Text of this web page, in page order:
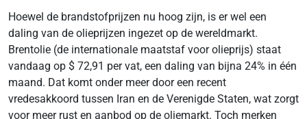
Hoewel de brandstofprijzen nu hoog zijn, is er wel een
daling van de olieprijzen ingezet op de wereldmarkt.
Brentolie (de internationale maatstaf voor olieprijs) staat
vandaag op $ 72,91 per vat, een daling van bijna 24% in één
maand. Dat komt onder meer door een recent
vredesakkoord tussen Iran en de Verenigde Staten, wat zorgt
voor meer rust en aanbod op de oliemarkt. Toch merken